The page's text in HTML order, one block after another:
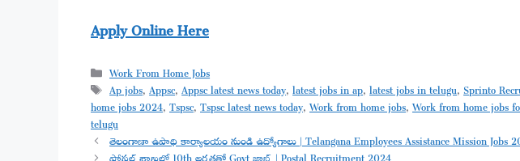
Apply Online Here
Categories
Work From Home Jobs
Tags
Ap jobs,Appsc,Appsc latest news today,latest jobs in ap,latest jobs in telugu,Sprinto
home jobs 2024,Tspsc,Tspsc latest news today,Work from home jobs,Work from home jobs
telugu
తెలంగాణా ఉపాధి కార్యాలయం నుండి ఉద్యోగాలు | Telangana Employees Assistance Mission Jobs